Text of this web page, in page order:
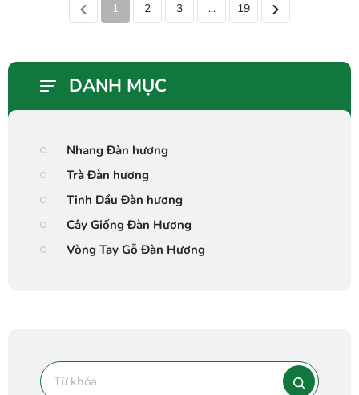
1 2 3 ... 19
DANH MỤC
Nhang Đàn hương
Trà Đàn hương
Tinh Dầu Đàn hương
Cây Giống Đàn Hương
Vòng Tay Gỗ Đàn Hương